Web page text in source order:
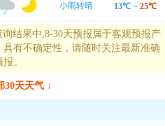
小雨转晴 13℃~ 25℃
结果中,8-30天预报属于客观预报产
有不确定性，请随时关注最新准确
报。
30天天气 ↓